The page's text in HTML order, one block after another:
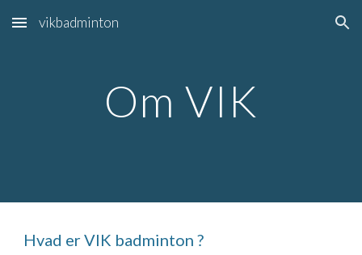
Skip to main content Skip to navigation
vikbadminton
Om VIK
Hvad er VIK badminton ?